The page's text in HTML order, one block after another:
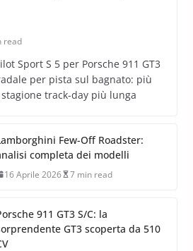
read
Sport S 5 per Porsche 911 GT3
per pista sul bagnato: più
track-day più lunga
Few-Off Roadster:
completa dei modelli
16 Aprile 2026 7 min read
911 GT3 S/C: la
GT3 scoperta da 510